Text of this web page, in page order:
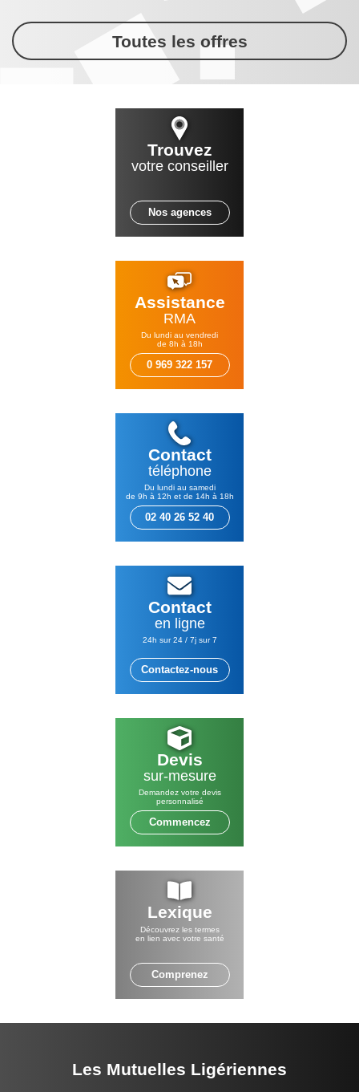
Toutes les offres
Trouvez
votre conseiller
Nos agences
Assistance
RMA
Du lundi au vendredi
de 8h à 18h
0 969 322 157
Contact
téléphone
Du lundi au samedi
de 9h à 12h et de 14h à 18h
02 40 26 52 40
Contact
en ligne
24h sur 24 / 7j sur 7
Contactez-nous
Devis
sur-mesure
Demandez votre devis
personnalisé
Commencez
Lexique
Découvrez les termes
en lien avec votre santé
Comprenez
Les Mutuelles Ligériennes